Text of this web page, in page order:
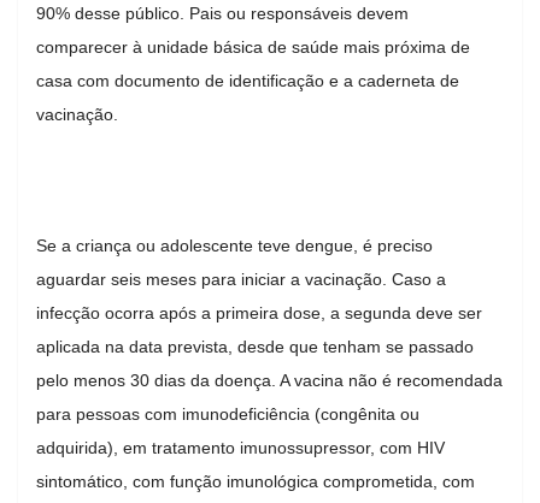
90% desse público. Pais ou responsáveis devem
comparecer à unidade básica de saúde mais próxima de
casa com documento de identificação e a caderneta de
vacinação.
Se a criança ou adolescente teve dengue, é preciso
aguardar seis meses para iniciar a vacinação. Caso a
infecção ocorra após a primeira dose, a segunda deve ser
aplicada na data prevista, desde que tenham se passado
pelo menos 30 dias da doença. A vacina não é recomendada
para pessoas com imunodeficiência (congênita ou
adquirida), em tratamento imunossupressor, com HIV
sintomático, com função imunológica comprometida, com